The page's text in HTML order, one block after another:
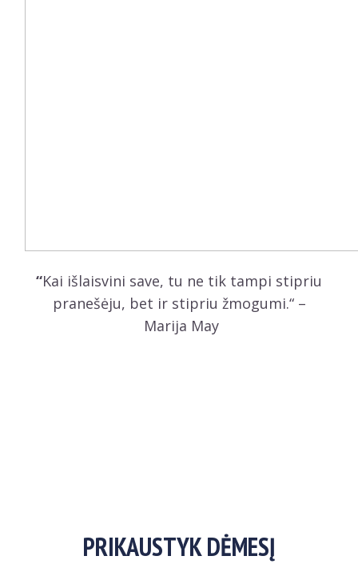
“Kai išlaisvini save, tu ne tik tampi stipriu
pranešėju, bet ir stipriu žmogumi.“ –
Marija May
PRIKAUSTYK DĖMESĮ